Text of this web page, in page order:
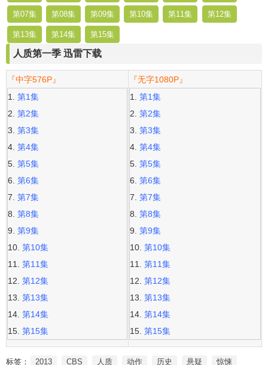
第07集 第08集 第09集 第10集 第11集 第12集
第13集 第14集 第15集
人质第一季 迅雷下载
『中字576P』
第1集
第2集
第3集
第4集
第5集
第6集
第7集
第8集
第9集
第10集
第11集
第12集
第13集
第14集
第15集
『无字1080P』
第1集
第2集
第3集
第4集
第5集
第6集
第7集
第8集
第9集
第10集
第11集
第12集
第13集
第14集
第15集
标签： 2013 CBS 人质 动作 历史 悬疑
惊悚